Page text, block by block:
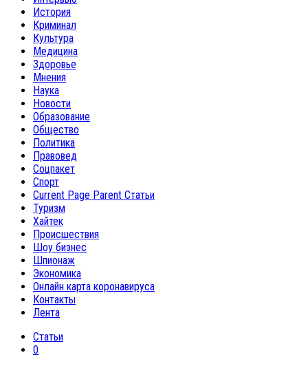
История
Криминал
Культура
Медицина
Здоровье
Мнения
Наука
Новости
Образование
Общество
Политика
Правовед
Соцпакет
Спорт
Current Page Parent Статьи
Туризм
Хайтек
Происшествия
Шоу бизнес
Шпионаж
Экономика
Онлайн карта коронавируса
Контакты
Лента
Статьи
0